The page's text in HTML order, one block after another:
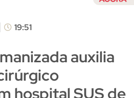
19:51
auxilia
hospital SUS de